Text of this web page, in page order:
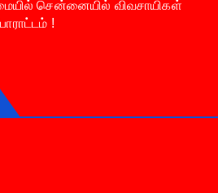
சென்னையில் விவசாயிகள்
!